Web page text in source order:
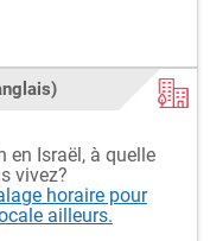
en Israël, à quelle
vivez?
horaire pour
ailleurs.